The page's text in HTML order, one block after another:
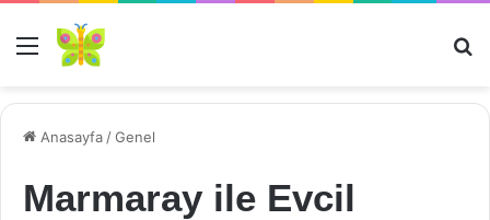
Menü
Anasayfa /Genel
Marmaray ile Evcil